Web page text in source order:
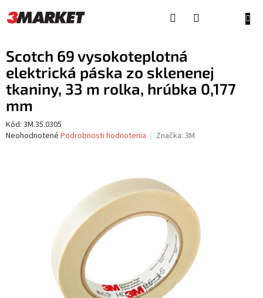
na
obsah
Scotch 69 vysokoteplotná
elektrická páska zo sklenenej
tkaniny, 33 m rolka, hrúbka 0,177
mm
Kód: 3M.35.0305
Priemerné
Neohodnotené Podrobnosti hodnotenia Značka: 3M